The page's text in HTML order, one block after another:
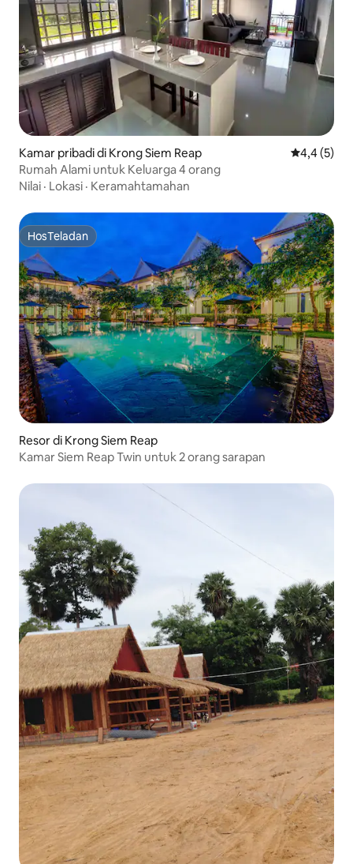
Kamar pribadi di Krong Siem Reap Nilai rata-
4,4 (5)
Rumah Alami untuk Keluarga 4 orang
Nilai · Lokasi · Keramahtamahan
HosTeladan
HosTeladan
Resor di Krong Siem Reap
Kamar Siem Reap Twin untuk 2 orang sarapan